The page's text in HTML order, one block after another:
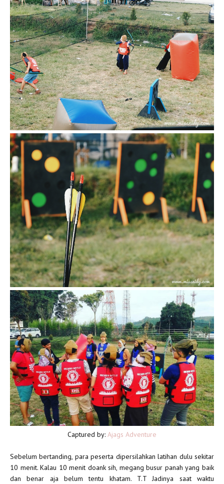
Captured by: Ajags Adventure
Sebelum bertanding, para peserta dipersilahkan latihan dulu sekitar
10 menit. Kalau 10 menit doank sih, megang busur panah yang baik
dan benar aja belum tentu khatam. T.T Jadinya saat waktu